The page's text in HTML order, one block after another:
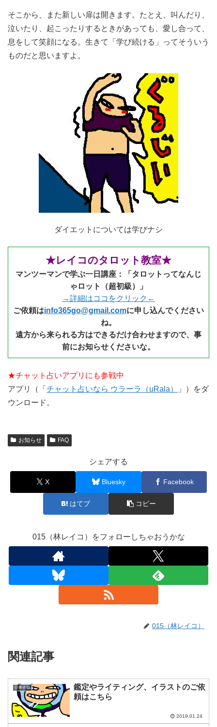
そこから、また新しい扉は開きます。たとえ、叫んだり、
泣いたり、起こったりするときがあっても、愛し合って、
息をして笑顔になる。生きて「学び続ける」ってそういう
ものだと思いますよ。
ダイエットについては学びナシ
★レイコのタロット教室★
マンツーマンで学ぶ一日講座：「タロットってなんじ
ゃロット（超初級）」
→詳細はココをクリック←
ご依頼はinfo365go@gmail.comに申し込んでください
ね。
遠方から来られる方はできるだけ合わせますので、事
前にお知らせくださいな。
★チャット占いアプリにも参戦中
アプリ（「 チャット占いなら ウラーラ（uRala）
」）をダ
ウンロード。
お知らせ FAQ
シェアする
X Bluesky Facebook
はてブ コピー
015（林レイコ）をフォローしちゃおうかな
015（林レイコ）
関連記事
仕事依頼
鑑定やライティング、イラストのご依
頼はこちら
2019.01.24